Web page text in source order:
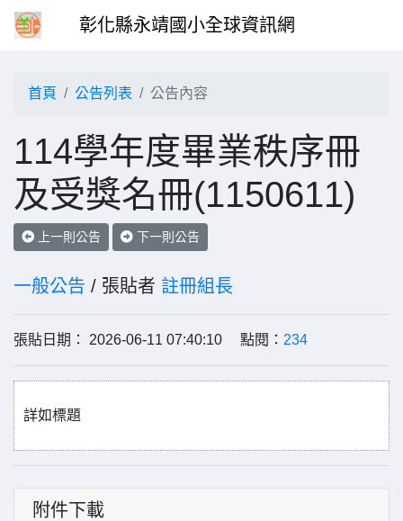
彰化縣永靖國小全球資訊網
首頁 公告列表 公告內容
114學年度畢業秩序冊
及受獎名冊(1150611)
上一則公告 下一則公告
一般公告 / 張貼者 註冊組長
張貼日期： 2026-06-11 07:40:10 點閱： 234
詳如標題
附件下載